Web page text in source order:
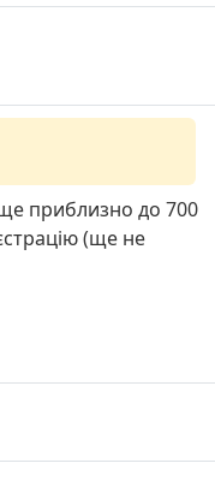
приблизно до 700
(ще не